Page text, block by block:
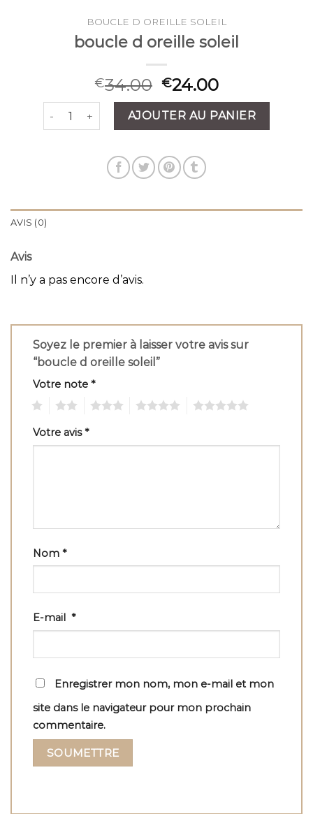
BOUCLE D OREILLE SOLEIL
boucle d oreille soleil
€34.00 €24.00
quantité de boucle d oreille soleil
AJOUTER AU PANIER
AVIS (0)
Avis
Il n’y a pas encore d’avis.
Soyez le premier à laisser votre avis sur
“boucle d oreille soleil”
Votre note *
Votre avis*
Nom *
E-mail *
Enregistrer mon nom, mon e-mail et mon
site dans le navigateur pour mon prochain
commentaire.